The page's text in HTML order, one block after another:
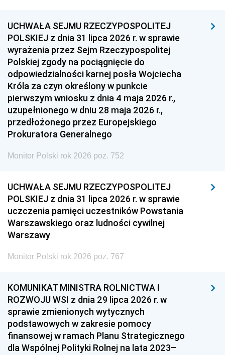
UCHWAŁA SEJMU RZECZYPOSPOLITEJ
POLSKIEJ z dnia 31 lipca 2026 r. w sprawie
wyrażenia przez Sejm Rzeczypospolitej
Polskiej zgody na pociągnięcie do
odpowiedzialności karnej posła Wojciecha
Króla za czyn określony w punkcie
pierwszym wniosku z dnia 4 maja 2026 r.,
uzupełnionego w dniu 28 maja 2026 r.,
przedłożonego przez Europejskiego
Prokuratora Generalnego
Monitor Polski rok 2026 poz. 752
UCHWAŁA SEJMU RZECZYPOSPOLITEJ
POLSKIEJ z dnia 31 lipca 2026 r. w sprawie
uczczenia pamięci uczestników Powstania
Warszawskiego oraz ludności cywilnej
Warszawy
Monitor Polski rok 2026 poz. 767
KOMUNIKAT MINISTRA ROLNICTWA I
ROZWOJU WSI z dnia 29 lipca 2026 r. w
sprawie zmienionych wytycznych
podstawowych w zakresie pomocy
finansowej w ramach Planu Strategicznego
dla Wspólnej Polityki Rolnej na lata 2023–